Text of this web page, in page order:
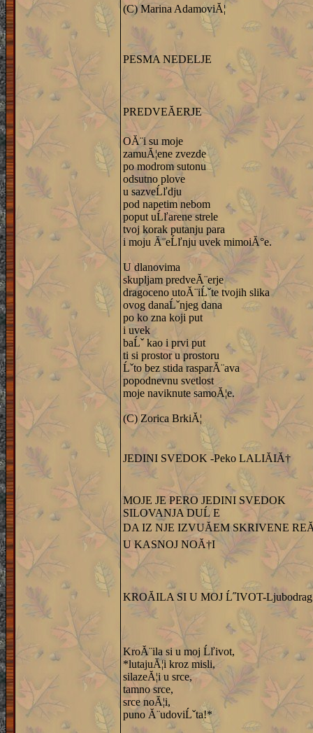
(C) Marina AdamoviĂ¦
PESMA NEDELJE
PREDVEĂERJE
OĂ¨i su moje
zamuĂ¦ene zvezde
po modrom sutonu
odsutno plove
u sazveĹľdju
pod napetim nebom
poput uĹľarene strele
tvoj korak putanju para
i moju Ă¨eĹľnju uvek mimoiĂ°e.
U dlanovima
skupljam predveĂ¨erje
dragoceno utoĂ¨iĹˇte tvojih slika
ovog danaĹˇnjeg dana
po ko zna koji put
i uvek
baĹˇ kao i prvi put
ti si prostor u prostoru
Ĺˇto bez stida rasparĂ¨ava
popodnevnu svetlost
moje naviknute samoĂ¦e.
(C) Zorica BrkiĂ¦
JEDINI SVEDOK -Peko LALIĂIĂ†
MOJE JE PERO JEDINI SVEDOK
SILOVANJA DUĹ E
DA IZ NJE IZVUĂEM SKRIVENE
U KASNOJ NOĂ†I
KROĂILA SI U MOJ Ĺ˝IVOT-Ljubodrag
KroĂ¨ila si u moj Ĺľivot,
*lutajuĂ¦i kroz misli,
silazeĂ¦i u srce,
tamno srce,
srce noĂ¦i,
puno Ă¨udoviĹˇta!*